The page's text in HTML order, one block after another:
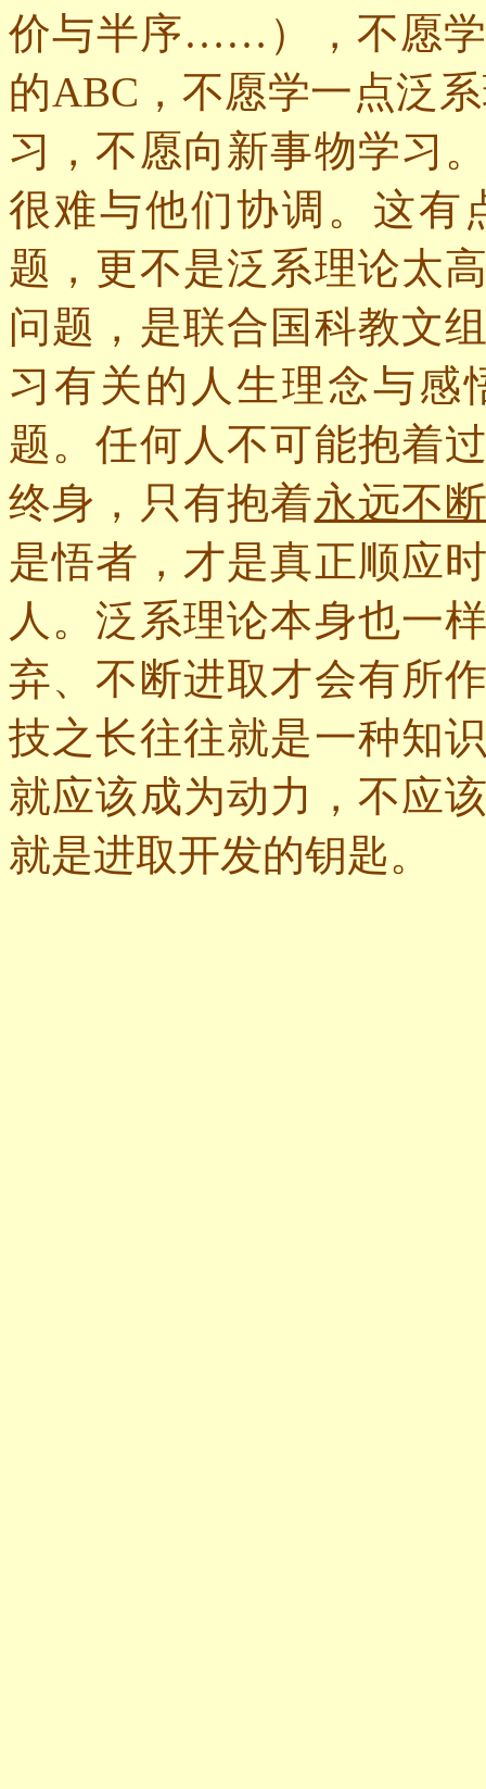
价与半序……），不愿学
的ABC ，不愿学一点泛
习，不愿向新事物学习
很难与他们协调。这有
题，更不是泛系理论太
问题，是联合国科教文
习有关的人生理念与感
题。任何人不可能抱着
终身，只有抱着永远不
是悟者，才是真正顺应
人。泛系理论本身也一
弃、不断进取才会有所
技之长往往就是一种知
就应该成为动力，不应
就是进取开发的钥匙。